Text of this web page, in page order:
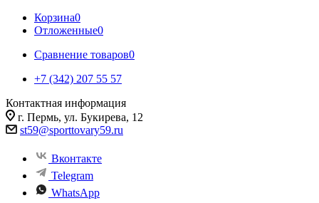
Корзина0
Отложенные0
Сравнение товаров0
+7 (342) 207 55 57
Контактная информация
г. Пермь, ул. Букирева, 12
st59@sporttovary59.ru
Вконтакте
Telegram
WhatsApp